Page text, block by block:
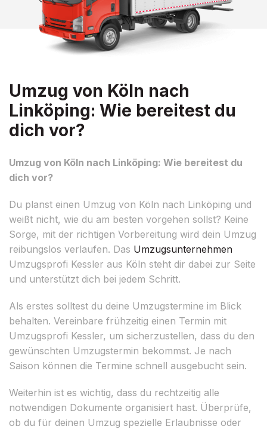
Umzug von Köln nach
Linköping: Wie bereitest du
dich vor?
Umzug von Köln nach Linköping: Wie bereitest du
dich vor?
Du planst einen Umzug von Köln nach Linköping und
weißt nicht, wie du am besten vorgehen sollst? Keine
Sorge, mit der richtigen Vorbereitung wird dein Umzug
reibungslos verlaufen. Das Umzugsunternehmen
Umzugsprofi Kessler aus Köln steht dir dabei zur Seite
und unterstützt dich bei jedem Schritt.
Als erstes solltest du deine Umzugstermine im Blick
behalten. Vereinbare frühzeitig einen Termin mit
Umzugsprofi Kessler, um sicherzustellen, dass du den
gewünschten Umzugstermin bekommst. Je nach
Saison können die Termine schnell ausgebucht sein.
Weiterhin ist es wichtig, dass du rechtzeitig alle
notwendigen Dokumente organisiert hast. Überprüfe,
ob du für deinen Umzug spezielle Erlaubnisse oder